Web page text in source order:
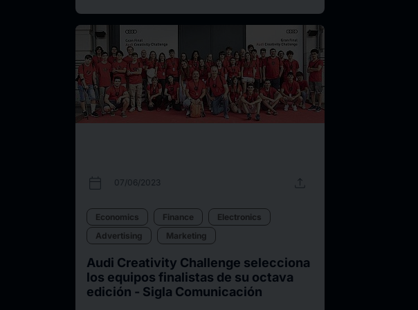
calendar_today 07/06/2023 upload
Economics Finance
Electronics
Advertising
Marketing
Audi Creativity Challenge selecciona
los equipos finalistas de su octava
edición - Sigla Comunicación